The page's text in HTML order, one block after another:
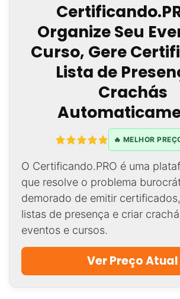
Organize Seu
Curso, Gere
Lista de
Crachás
🔥 MELHOR
O Certificando.PRO é uma
que resolve o problema
demorado de emitir
listas de presença e criar
eventos e cursos.
Ver Preço Atual